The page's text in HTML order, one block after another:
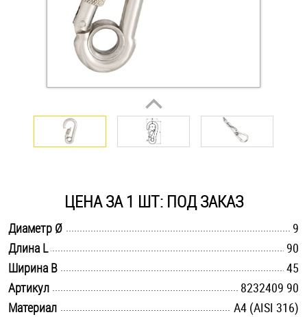
Инструмент
Крюки, кольца с метрической резьбой
Крюки, кольца с шурупной резьбой
Оснастка и аксессуары для яхт
Саморезы и шурупы
Стопорные кольца
Такелаж
ЦЕНА ЗА 1 ШТ: ПОД ЗАКАЗ
Диаметр Ø
9
Длина L
90
Ширина B
45
Артикул
8232409 90
Материал
A4 (AISI 316)